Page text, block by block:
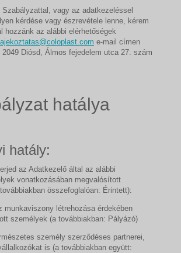
vagy az adatkezeléssel
kérdése vagy észrevétele lenne, kérem
hozzánk az alábbi elérhetőségek
e-mail címen
Diósd, Álmos fejedelem utca 27. szám
hatálya
hatály:
az Adatkezelő által az alábbi
vonatkozásában megvalósított
összefoglalóan: Érintett):
munkaviszony létrehozása érdekében
személyek (a továbbiakban: Pályázó)
személy szerződéses partnerei,
is (a továbbiakban együtt: